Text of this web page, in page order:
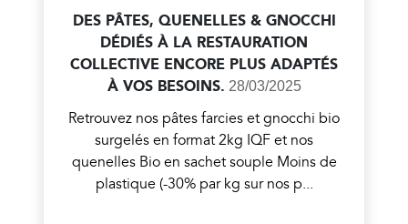
DES PÂTES, QUENELLES & GNOCCHI
DÉDIÉS À LA RESTAURATION
COLLECTIVE ENCORE PLUS ADAPTÉS
À VOS BESOINS. 28/03/2025
Retrouvez nos pâtes farcies et gnocchi bio
surgelés en format 2kg IQF et nos
quenelles Bio en sachet souple Moins de
plastique (-30% par kg sur nos p...